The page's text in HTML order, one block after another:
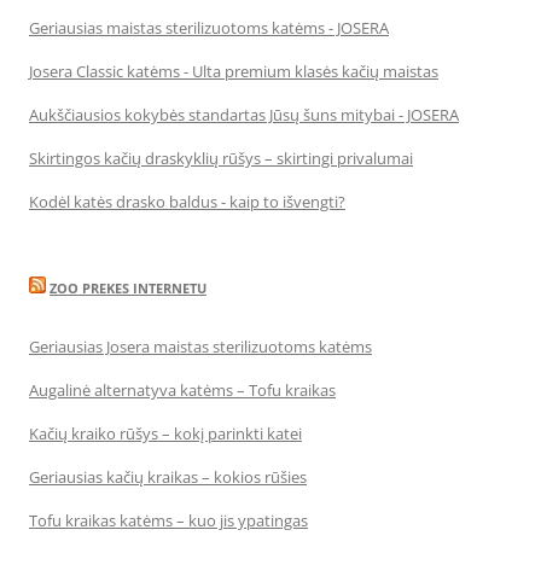
Geriausias maistas sterilizuotoms katėms - JOSERA
Josera Classic katėms - Ulta premium klasės kačių maistas
Aukščiausios kokybės standartas Jūsų šuns mitybai - JOSERA
Skirtingos kačių draskyklių rūšys – skirtingi privalumai
Kodėl katės drasko baldus - kaip to išvengti?
ZOO PREKES INTERNETU
Geriausias Josera maistas sterilizuotoms katėms
Augalinė alternatyva katėms – Tofu kraikas
Kačių kraiko rūšys – kokį parinkti katei
Geriausias kačių kraikas – kokios rūšies
Tofu kraikas katėms – kuo jis ypatingas